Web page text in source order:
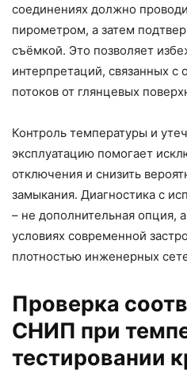
соединениях должно
пирометром, а затем
съёмкой. Это позволяет
интерпретаций, связанных
потоков от глянцевых
Контроль температуры и
эксплуатацию помогает
отключения и снизить
замыкания. Диагностика с
– не дополнительная опция,
условиях современной
плотностью инженерных
Проверка
СНИП при
тестировании